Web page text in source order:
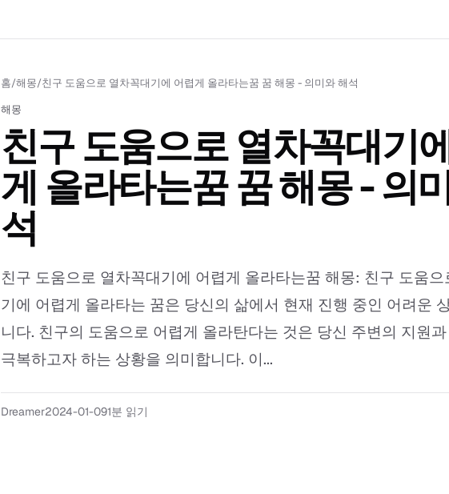
홈/해몽/친구 도움으로 열차꼭대기에 어렵게 올라타는꿈 꿈 해몽 - 의미와 해석
해몽
친구 도움으로 열차꼭대기
게 올라타는꿈 꿈 해몽 - 의
석
친구 도움으로 열차꼭대기에 어렵게 올라타는꿈 해몽: 친구 도움
기에 어렵게 올라타는 꿈은 당신의 삶에서 현재 진행 중인 어려운
니다. 친구의 도움으로 어렵게 올라탄다는 것은 당신 주변의 지원
극복하고자 하는 상황을 의미합니다. 이...
Dreamer2024-01-091분 읽기